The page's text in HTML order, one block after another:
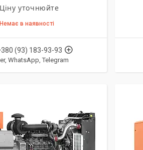
Ціну уточнюйте
Немає в наявності
(93) 183-93-93
WhatsApp, Telegram